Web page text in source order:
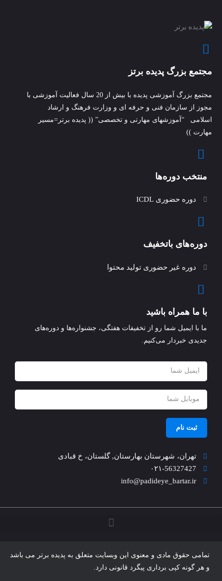
مجتمع بزرگ پدیده برتز
مجتمع بزرگ آموزشی پدیده با بیش از 20 سال فعالیت آموزشی با
مجوز از سازمان فنی و حرفه ای و وزارت فرهنگ و ارشاد
اسلامی “آموزشهای مهارتی و تخصصی” (( پدیده برتر=مسیر
مهارت ))
منتخب دوره‌ها
دوره حضوری ICDL
دوره‌های باتخفیف
دوره غیر حضوری تولید محتوا
با ما همراه باشید
ما با ایمیل شما رو از تخفیفات هفتگی، جشنواره‌ها و دوره‌های
جدیدی خبردار می‌کنیم.
ثبت نام
تهران، شهرستان بهارستان, گلستان، خ قبادی
۰۲۱-56327427
info@padideye_bartar.ir
تمامی حقوق مادی و معنوی این وبسایت متعلق به پدیده برتر می باشد
و هر گونه کپی برداری پیگرد قانونی دارد.